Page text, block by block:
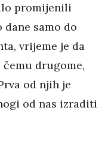
promijenili
samo do
vrijeme je da
drugome,
od njih je
od nas izraditi